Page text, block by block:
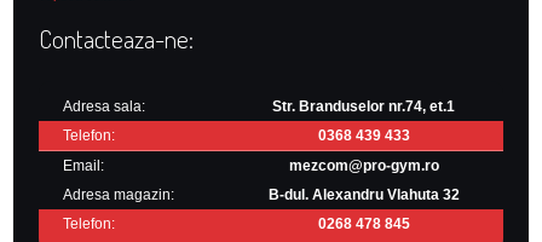
Contacteaza-ne:
Adresa sala:
Str. Branduselor nr.74, et.1
Telefon:
0368 439 433
Email:
mezcom@pro-gym.ro
Adresa magazin:
B-dul. Alexandru Vlahuta 32
Telefon:
0268 478 845